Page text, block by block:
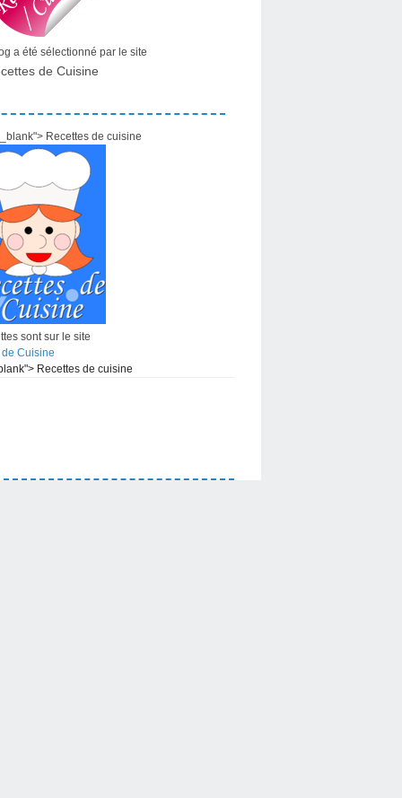
a été sélectionné par le site
de Cuisine
Recettes de cuisine
sont sur le site
Cuisine
Recettes de cuisine